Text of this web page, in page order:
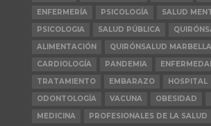
ENFERMERÍA
PSICOLOGÍA
SALUD
PSICOLOGIA
SALUD PÚBLICA
ALIMENTACIÓN
QUIRÓNSALUD MARBELLA
CARDIOLOGÍA
PANDEMIA
TRATAMIENTO
EMBARAZO
HOSPITAL
ODONTOLOGÍA
VACUNA OBESIDAD
MEDICINA
PROFESIONALES DE LA SALUD